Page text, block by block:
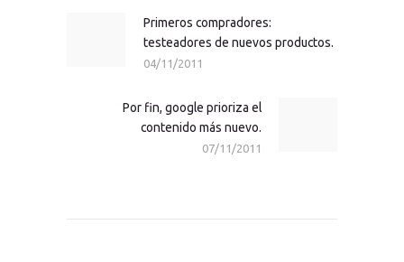
entradasPrevious
post:
Primeros compradores:
testeadores de nuevos productos.
04/11/2011
Next
Por fin, google prioriza el
contenido más nuevo.
07/11/2011